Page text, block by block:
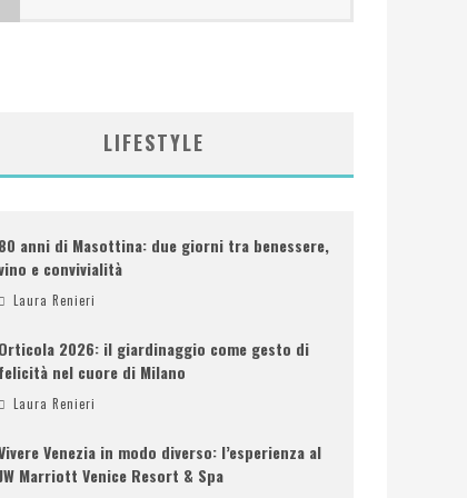
LIFESTYLE
80 anni di Masottina: due giorni tra benessere,
e convivialità
Laura Renieri
Orticola 2026: il giardinaggio come gesto di
felicità nel cuore di Milano
Laura Renieri
Venezia in modo diverso: l’esperienza al
Marriott Venice Resort & Spa